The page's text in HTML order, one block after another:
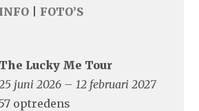
INFO
FOTO’S
The Lucky Me Tour
juni 2026 – 12 februari 2027
optredens